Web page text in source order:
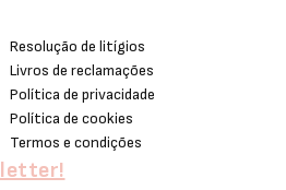
Resolução de litígios
Livros de reclamações
Política de privacidade
Política de cookies
Termos e condições